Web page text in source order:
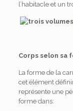
l’habitacle et un
Corps selon sa
La forme de la
cet élément
représente une
forme dans: